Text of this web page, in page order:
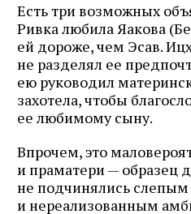
Есть три возможных
Ривка любила Яакова
ей дороже, чем Эсав.
не разделял ее
ею руководил
захотела, чтобы
ее любимому сыну.
Впрочем, это
и праматери — образец
не подчинялись
и нереализованным